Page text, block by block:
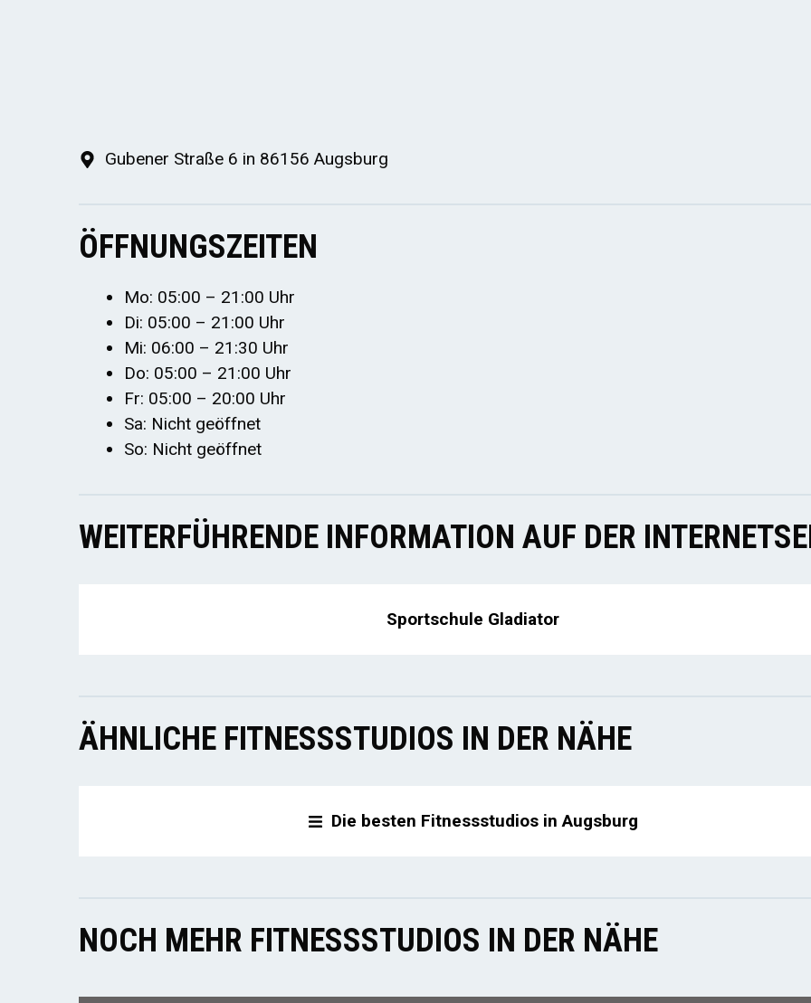
Gubener Straße 6 in 86156 Augsburg
ÖFFNUNGSZEITEN
Mo: 05:00 – 21:00 Uhr
Di: 05:00 – 21:00 Uhr
Mi: 06:00 – 21:30 Uhr
Do: 05:00 – 21:00 Uhr
Fr: 05:00 – 20:00 Uhr
Sa: Nicht geöffnet
So: Nicht geöffnet
WEITERFÜHRENDE INFORMATION AUF DER
Sportschule Gladiator
ÄHNLICHE FITNESSSTUDIOS IN DER NÄHE
Die besten Fitnessstudios in Augsburg
NOCH MEHR FITNESSSTUDIOS IN DER NÄHE